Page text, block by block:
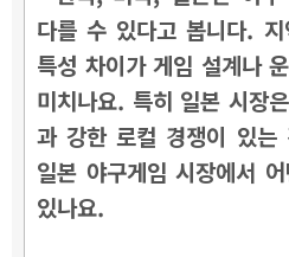
다를 수 있다고 봅니다.
특성 차이가 게임 설계나
미치나요. 특히 일본 시장
과 강한 로컬 경쟁이 있는
일본 야구게임 시장에서
있나요.